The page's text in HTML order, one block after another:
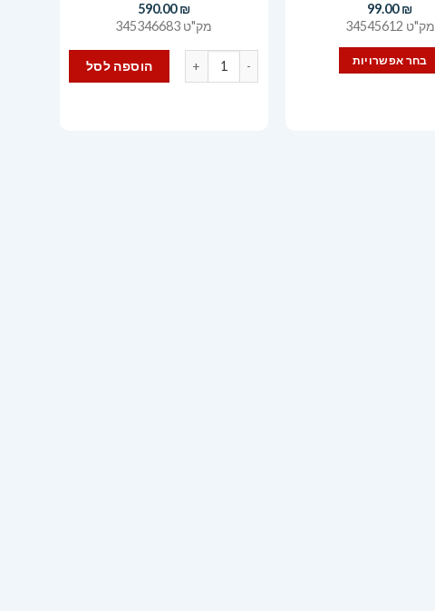
99.00₪
מק"ט 34545612
בחר אפשרויות
590.00₪
מק"ט 345346683
כמות של שער כדורגל מתקפל גדול לנערים
הוספה לסל